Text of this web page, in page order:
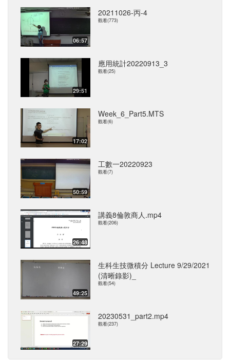
06:57
20211026-丙-4
觀看(773)
29:51
應用統計20220913_3
觀看(25)
17:02
Week_6_Part5.MTS
觀看(6)
50:59
工數一20220923
觀看(7)
26:48
講義8倫敦商人.mp4
觀看(206)
49:25
生科生技微積分 Lecture 9/29/2021
(清晰錄影)_
觀看(54)
27:29
20230531_part2.mp4
觀看(237)